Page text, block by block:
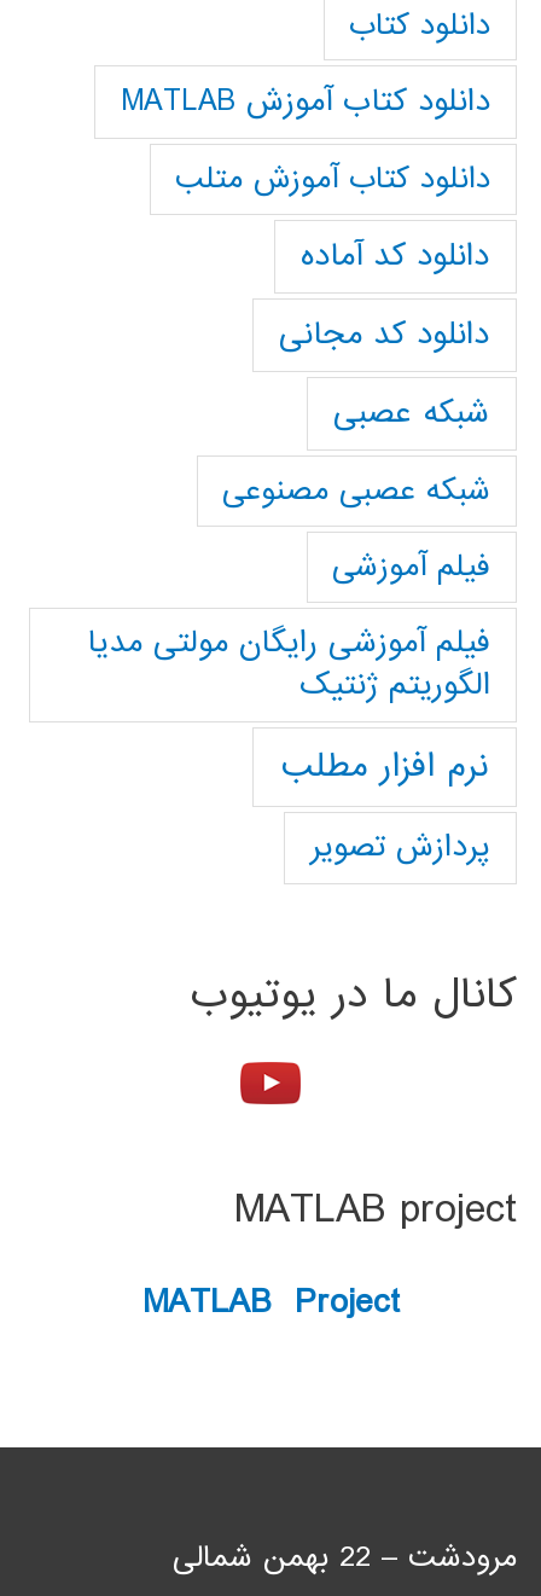
دانلود کتاب
دانلود کتاب آموزش MATLAB
دانلود کتاب آموزش متلب
دانلود کد آماده
دانلود کد مجانی
شبکه عصبی
شبکه عصبی مصنوعی
فیلم آموزشی
فیلم آموزشی رایگان مولتی مدیا
الگوریتم ژنتیک
نرم افزار مطلب
پردازش تصویر
کانال ما در یوتیوب
MATLAB project
MATLAB Project
مرودشت – 22 بهمن شمالی